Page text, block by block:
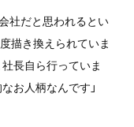
社だと思われるとい
描き換えられていま
長自ら行っていま
お人柄なんです」